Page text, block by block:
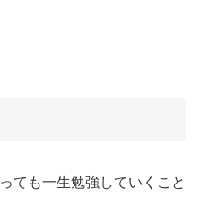
ても一生勉強していくこと